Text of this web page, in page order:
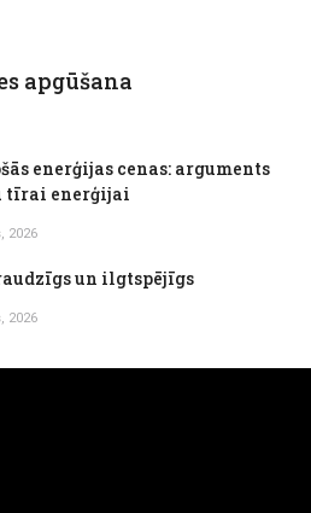
apgūšana
enerģijas cenas: arguments
tīrai enerģijai
2026
un ilgtspējīgs
2026